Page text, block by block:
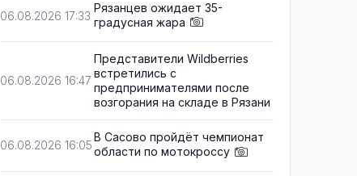
06.08.2026 17:33
Рязанцев ожидает 35-
градусная жара
06.08.2026 16:47
Представители Wildberries
встретились с
предпринимателями после
возгорания на складе в Рязани
06.08.2026 16:05
В Сасово пройдёт чемпионат
области по мотокроссу